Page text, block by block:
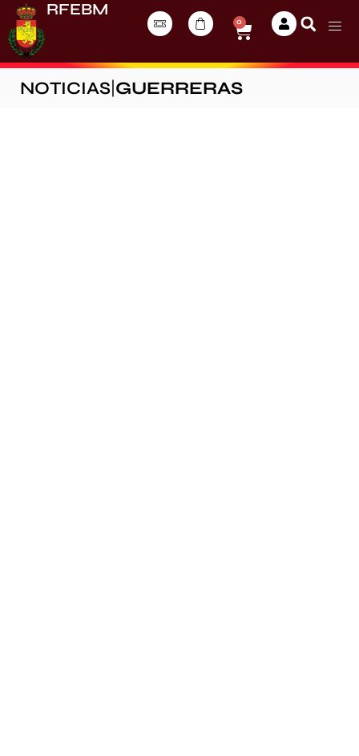
RFEBM
0
NOTICIAS GUERRERAS